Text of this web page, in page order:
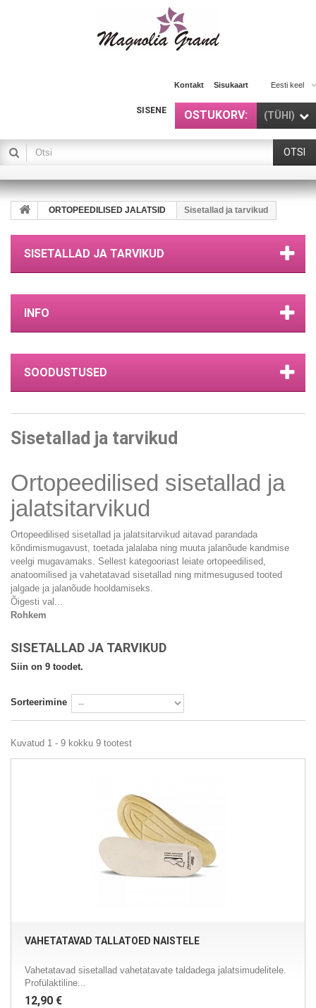
Eesti keel
Kontakt Sisukaart
OSTUKORV: (TÜHI)
SISENE
OTSI
ORTOPEEDILISED JALATSID Sisetallad ja tarvikud
SISETALLAD JA TARVIKUD
INFO
SOODUSTUSED
Sisetallad ja tarvikud
Ortopeedilised sisetallad ja
jalatsitarvikud
Ortopeedilised sisetallad ja jalatsitarvikud aitavad parandada
kõndimismugavust, toetada jalalaba ning muuta jalanõude kandmise
veelgi mugavamaks. Sellest kategooriast leiate ortopeedilised,
anatoomilised ja vahetatavad sisetallad ning mitmesugused tooted
jalgade ja jalanõude hooldamiseks.
Õigesti val...
Rohkem
SISETALLAD JA TARVIKUD
Siin on 9 toodet.
Sorteerimine
Kuvatud 1 - 9 kokku 9 tootest
VAHETATAVAD TALLATOED NAISTELE
Vahetatavad sisetallad vahetatavate taldadega jalatsimudelitele.
Profülaktiline...
12,90 €